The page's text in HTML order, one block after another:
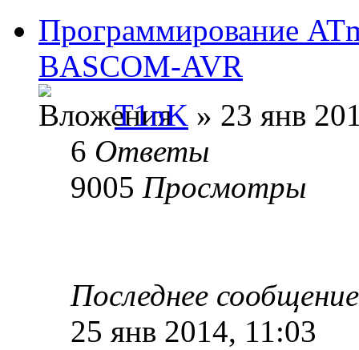
Программирование
BASCOM-AVR
T1nK » 23 янв
6 Ответы
9005 Просмотры
Последнее
25 янв 2014, 11:03